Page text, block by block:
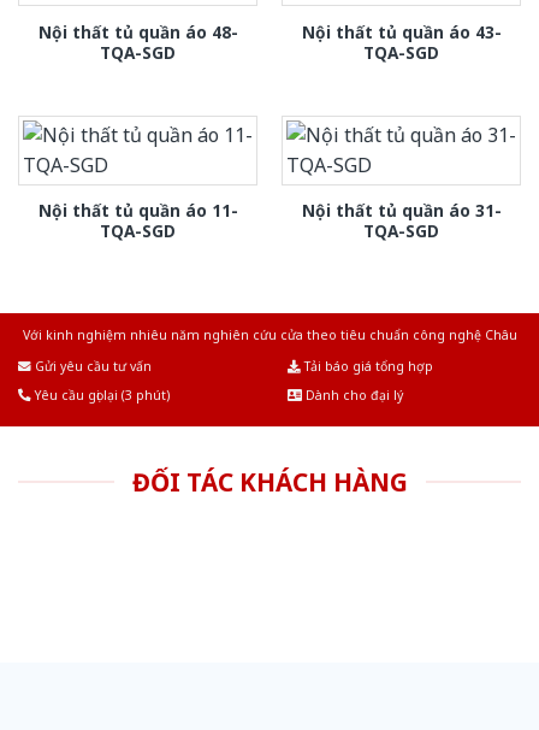
Nội thất tủ quần áo 48-
TQA-SGD
Nội thất tủ quần áo 43-
TQA-SGD
Nội thất tủ quần áo 11-
TQA-SGD
Nội thất tủ quần áo 31-
TQA-SGD
Với kinh nghiệm nhiêu năm nghiên cứu cửa theo tiêu chuẩn công nghệ Châu
Gửi yêu cầu tư vấn
Tải báo giá tổng hợp
Yêu cầu gọi lại (3 phút)
Dành cho đại lý
ĐỐI TÁC KHÁCH HÀNG